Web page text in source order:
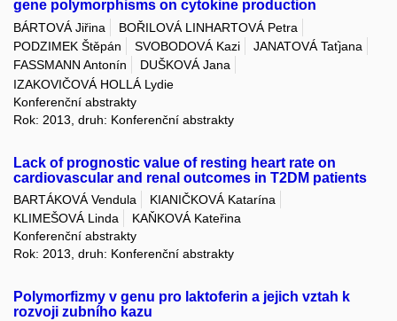
gene polymorphisms on cytokine production
BÁRTOVÁ Jiřina
BOŘILOVÁ LINHARTOVÁ Petra
PODZIMEK Štěpán
SVOBODOVÁ Kazi
JANATOVÁ Taťjana
FASSMANN Antonín
DUŠKOVÁ Jana
IZAKOVIČOVÁ HOLLÁ Lydie
Konferenční abstrakty
Rok: 2013, druh: Konferenční abstrakty
Lack of prognostic value of resting heart rate on
cardiovascular and renal outcomes in T2DM patients
BARTÁKOVÁ Vendula
KIANIČKOVÁ Katarína
KLIMEŠOVÁ Linda
KAŇKOVÁ Kateřina
Konferenční abstrakty
Rok: 2013, druh: Konferenční abstrakty
Polymorfizmy v genu pro laktoferin a jejich vztah k
rozvoji zubního kazu